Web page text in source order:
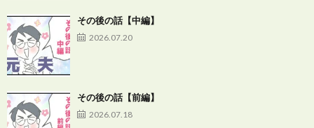
その後の話【中編】
2026.07.20
その後の話【前編】
2026.07.18